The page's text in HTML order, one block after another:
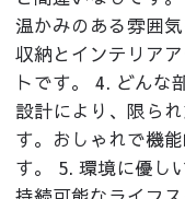
温かみのある雰囲
収納とインテリア
トです。 4. どんな
設計により、限ら
す。おしゃれで機
す。 5. 環境に優し